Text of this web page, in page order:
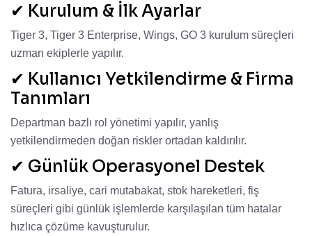
✔ Kurulum & İlk Ayarlar
Tiger 3, Tiger 3 Enterprise, Wings, GO 3 kurulum süreçleri
uzman ekiplerle yapılır.
✔ Kullanıcı Yetkilendirme & Firma
Tanımları
Departman bazlı rol yönetimi yapılır, yanlış
yetkilendirmeden doğan riskler ortadan kaldırılır.
✔ Günlük Operasyonel Destek
Fatura, irsaliye, cari mutabakat, stok hareketleri, fiş
süreçleri gibi günlük işlemlerde karşılaşılan tüm hatalar
hızlıca çözüme kavuşturulur.